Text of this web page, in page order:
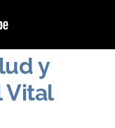
y
Vital